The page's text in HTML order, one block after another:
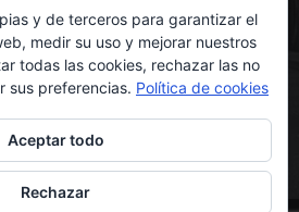
SÍGUENOS
y de terceros para garantizar el
medir su uso y mejorar nuestros
todas las cookies, rechazar las no
sus preferencias. Política de cookies
Aceptar todo
Rechazar